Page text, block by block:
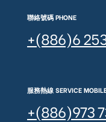
聯絡號碼 PHONE
+(886)6
服務熱線 SERVICE
+(886)973